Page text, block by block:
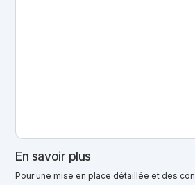
En savoir plus
Pour une mise en place détaillée et des